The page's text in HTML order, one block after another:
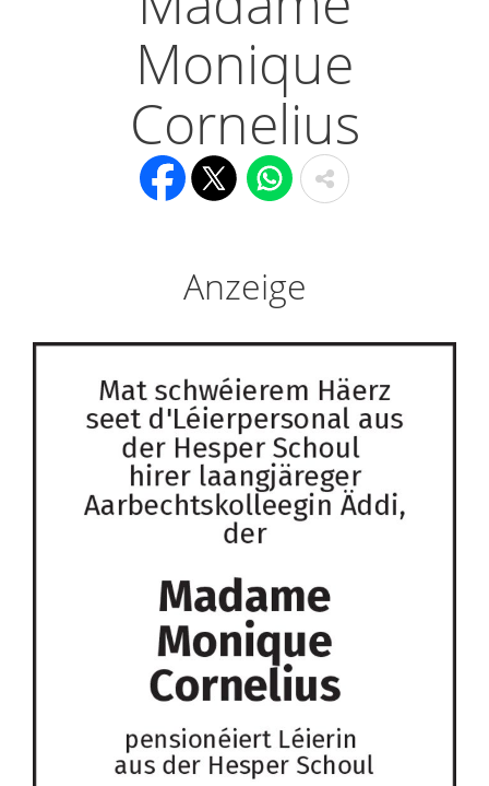
Monique
Cornelius
Anzeige